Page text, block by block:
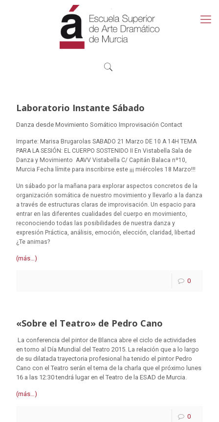
Laboratorio Instante Sábado
Danza desde Movimiento Somático Improvisación Contact
Imparte: Marisa Brugarolas SABADO 21 Marzo DE 10 A 14H TEMA
PARA LA SESIÓN: EL CUERPO SOSTENIDO II
En Vistabella Sala de
Danza y Movimiento AAVV Vistabella C/ Capitán Balaca nº10,
Murcia Fecha límite para inscribirse este ¡¡¡ miércoles 18 Marzo!!!
Un sábado por la mañana para explorar aspectos concretos de la
organización somática de nuestro movimiento y llevarlo a la danza
a través de estructuras claras de improvisación. Un espacio para
entrar en las diferentes cualidades del cuerpo en movimiento,
reconociendo todas las posibilidades de nuestra danza y
expresión Práctica, análisis, emoción, elección, claridad, libertad
¿Te animas?
(más…)
0
«Sobre el Teatro» de Pedro Cano
La conferencia del pintor de Blanca abre el ciclo de actividades
en torno al Día Mundial del Teatro 2015. La relación que a lo largo
de su dilatada trayectoria profesional ha tenido el pintor Pedro
Cano con el Teatro serán el tema de la charla que el próximo lunes
16 a las 12:30 tendrá lugar en el Teatro de la ESAD de Murcia.
(más…)
0